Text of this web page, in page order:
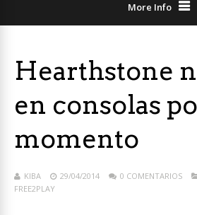
More Info
Hearthstone
en consolas
momento
KIBA 29/04/2014 0 COMENTARIOS
FREE2PLAY